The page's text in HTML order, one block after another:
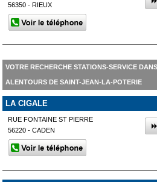
56350 - RIEUX
VOTRE RECHERCHE STATIONS-SERVICE
ALENTOURS DE SAINT-JEAN-LA-POTERIE
LA CIGALE
RUE FONTAINE ST PIERRE
56220 - CADEN